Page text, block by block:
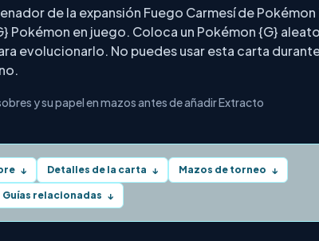
de la expansión Fuego Carmesí de Pokémon
Pokémon en juego. Coloca un Pokémon {G}
evolucionarlo. No puedes usar esta carta
y su papel en mazos antes de añadir Extracto
↓ Detalles de la carta ↓ Mazos de torneo ↓
Guías relacionadas ↓